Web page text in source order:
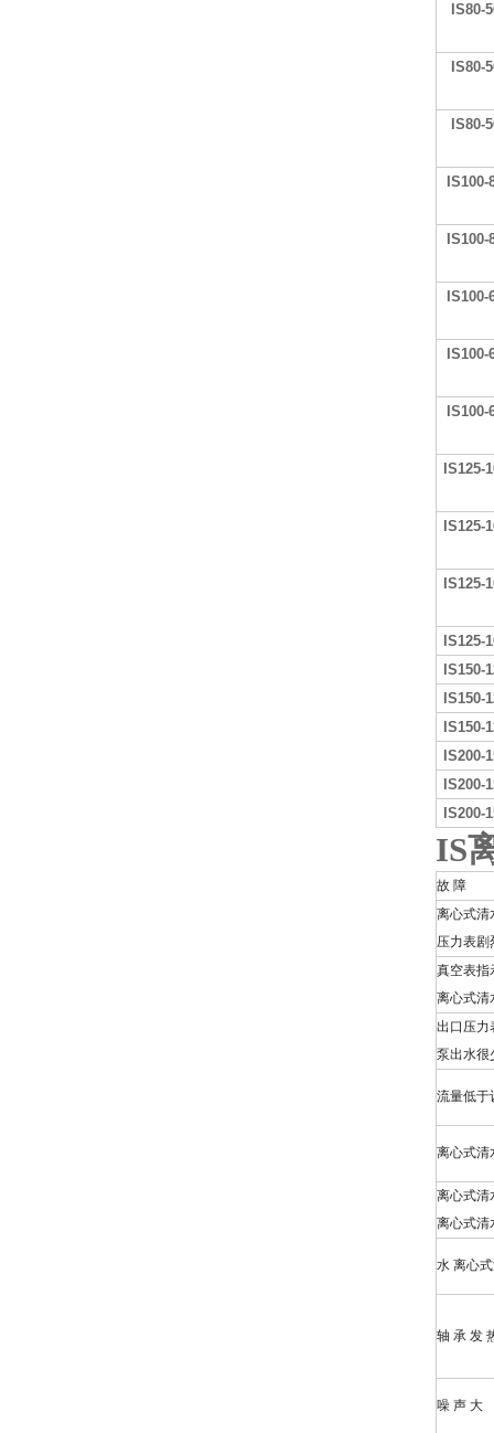
IS80-
IS80-
IS80-
IS100-
IS100-
IS100-
IS100-
IS100-
IS125-
IS125-
IS125-
IS125-
IS150-
IS150-
IS150-
IS200-
IS200-
IS200-
IS
故 障
离心式清
压力表剧
真空表指
离心式清
出口压力
泵出水很
流量低于
离心式清
离心式清
离心式清
水 离心
轴 承 发
噪 声 大